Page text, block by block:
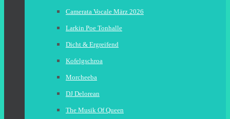
Camerata Vocale März 2026
Larkin Poe Tonhalle
Dicht & Ergreifend
Kofelgschroa
Morcheeba
DJ Delorean
The Musik Of Queen